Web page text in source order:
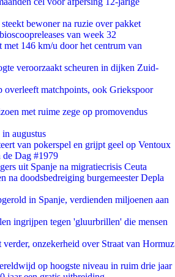
bewoner na ruzie over pakket
van week 32
met 146 km/u door het centrum van
veroorzaakt scheuren in dijken Zuid-
overleeft matchpoints, ook Griekspoor
met ruime zege op promovendus
augustus
van pokerspel en grijpt geel op Ventoux
de Dag #1979
uit Spanje na migratiecrisis Ceuta
na doodsbedreiging burgemeester Depla
in Spanje, verdienden miljoenen aan
ingrijpen tegen 'gluurbrillen' die mensen
onzekerheid over Straat van Hormuz
op hoogste niveau in ruim drie jaar